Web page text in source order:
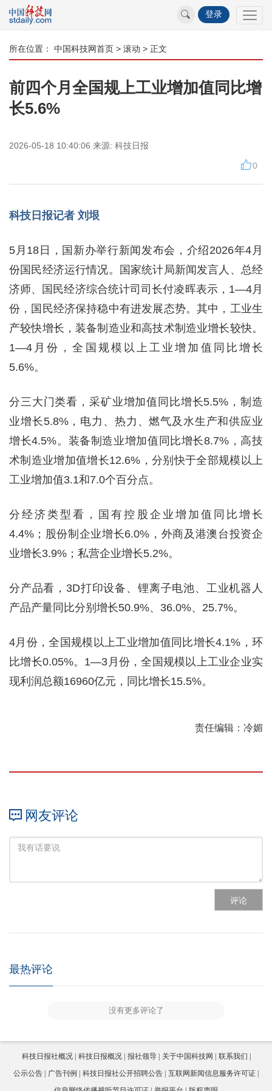
登录
所在位置： 中国科技网首页 > 滚动 > 正文
前四个月全国规上工业增加值同比增
长5.6%
2026-05-18 10:40:06 来源: 科技日报
0
科技日报记者 刘垠
5月18日，国新办举行新闻发布会，介绍2026年4月
份国民经济运行情况。国家统计局新闻发言人、总经
济师、国民经济综合统计司司长付凌晖表示，1—4月
份，国民经济保持稳中有进发展态势。其中，工业生
产较快增长，装备制造业和高技术制造业增长较快。
1—4月份，全国规模以上工业增加值同比增长
5.6%。
分三大门类看，采矿业增加值同比增长5.5%，制造
业增长5.8%，电力、热力、燃气及水生产和供应业
增长4.5%。装备制造业增加值同比增长8.7%，高技
术制造业增加值增长12.6%，分别快于全部规模以上
工业增加值3.1和7.0个百分点。
分经济类型看，国有控股企业增加值同比增长
4.4%；股份制企业增长6.0%，外商及港澳台投资企
业增长3.9%；私营企业增长5.2%。
分产品看，3D打印设备、锂离子电池、工业机器人
产品产量同比分别增长50.9%、36.0%、25.7%。
4月份，全国规模以上工业增加值同比增长4.1%，环
比增长0.05%。1—3月份，全国规模以上工业企业实
现利润总额16960亿元，同比增长15.5%。
责任编辑：冷媚
网友评论
评论
最热评论
没有更多评论了
科技日报社概况 科技日报概况 报社领导 关于中国科技网
联系我们
公示公告
广告刊例 科技日报社公开招聘公告
互联网新闻信息服务许可证